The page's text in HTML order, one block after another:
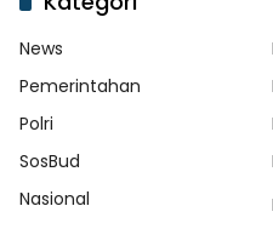
News
Pemerintahan
Polri
SosBud
Nasional